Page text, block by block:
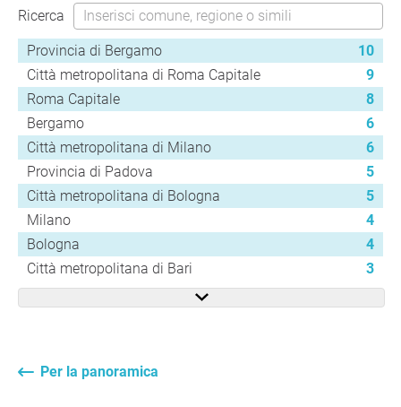
Ricerca
Provincia di Bergamo
10
Città metropolitana di Roma Capitale
9
Roma Capitale
8
Bergamo
6
Città metropolitana di Milano
6
Provincia di Padova
5
Città metropolitana di Bologna
5
Milano
4
Bologna
4
Città metropolitana di Bari
3
Per la panoramica